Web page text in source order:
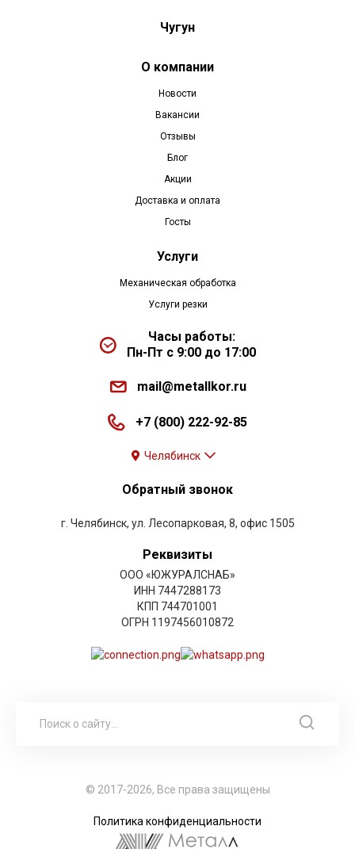
Чугун
О компании
Новости
Вакансии
Отзывы
Блог
Акции
Доставка и оплата
Госты
Услуги
Механическая обработка
Услуги резки
Часы работы:
Пн-Пт с 9:00 до 17:00
mail@metallkor.ru
+7 (800) 222-92-85
Челябинск
Обратный звонок
г. Челябинск, ул. Лесопарковая, 8, офис 1505
Реквизиты
ООО «ЮЖУРАЛСНАБ»
ИНН 7447288173
КПП 744701001
ОГРН 1197456010872
© 2017-2026, Все права защищены
Политика конфиденциальности